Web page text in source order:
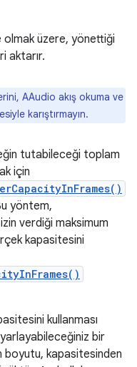
olmak üzere, yönettiği
aktarır.
AAudio akış okuma ve
karıştırmayın.
tutabileceği toplam
için
yöntem,
verdiği maksimum
kapasitesini
kullanması
bir
boyutu, kapasitesinden